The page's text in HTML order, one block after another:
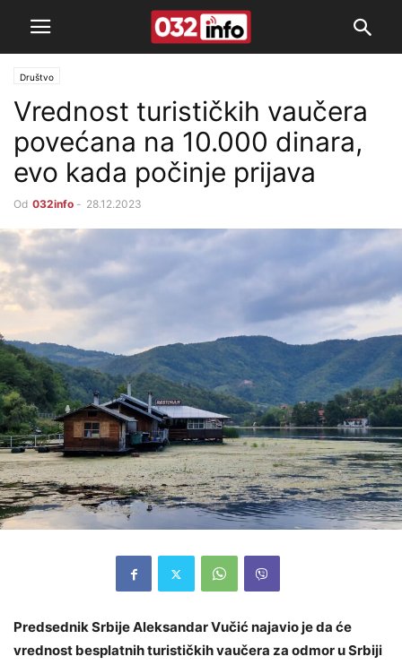
Društvo
Vrednost turističkih vaučera
povećana na 10.000 dinara,
evo kada počinje prijava
Od 032info - 28.12.2023
Predsednik Srbije Aleksandar Vučić najavio je da će
vrednost besplatnih turističkih vaučera za odmor u Srbiji